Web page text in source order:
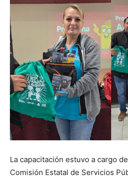
La capacitación estuvo a cargo
Comisión Estatal de Servicios